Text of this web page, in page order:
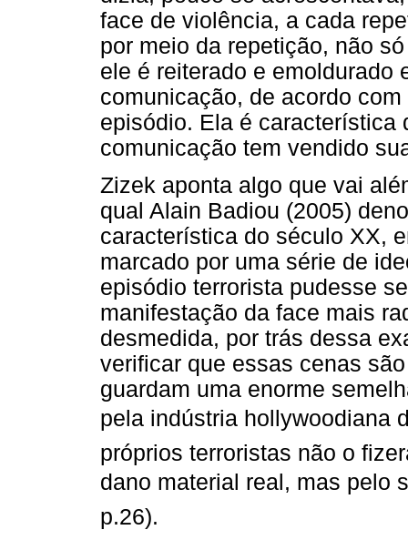
face de violência, a cada
por meio da repetição, não
ele é reiterado e emoldurado
comunicação, de acordo
episódio. Ela é característica
comunicação tem vendido
Zizek aponta algo que vai
qual Alain Badiou (2005)
característica do século XX,
marcado por uma série de
episódio terrorista pudesse
manifestação da face mais
desmedida, por trás dessa
verificar que essas cenas
guardam uma enorme
pela indústria hollywoodiana
próprios terroristas não o
dano material real, mas pelo
p.26).